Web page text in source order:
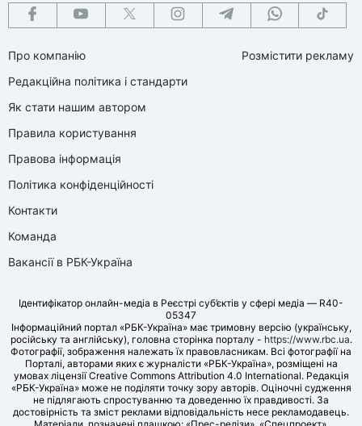
Про компанію
Редакційна політика і стандарти
Як стати нашим автором
Правила користування
Правова інформація
Політика конфіденційності
Контакти
Команда
Вакансії в РБК-Україна
Розмістити рекламу
Ідентифікатор онлайн-медіа в Реєстрі суб’єктів у сфері медіа — R40-
05347
Інформаційний портал «РБК-Україна» має тримовну версію (українську,
російську та англійську), головна сторінка порталу - https://www.rbc.ua.
Фотографії, зображення належать їх правовласникам. Всі фотографії на
Порталі, авторами яких є журналісти «РБК-Україна», розміщені на
умовах ліцензії Creative Commons Attribution 4.0 International. Редакція
«РБК-Україна» може не поділяти точку зору авторів. Оціночні судження
не підлягають спростуванню та доведенню їх правдивості. За
достовірність та зміст реклами відповідальність несе рекламодавець.